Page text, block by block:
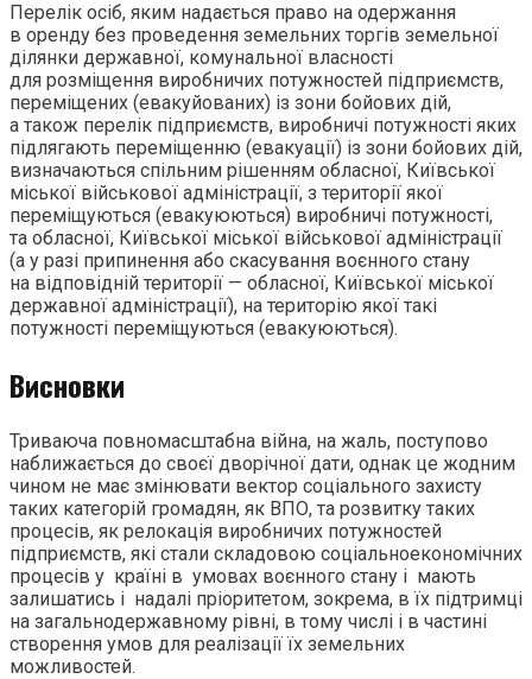
Перелік осіб, яким надається право на одержання
в оренду без проведення земельних торгів земельної
ділянки державної, комунальної власності
для розміщення виробничих потужностей підприємств,
переміщених (евакуйованих) із зони бойових дій,
а також перелік підприємств, виробничі потужності яких
підлягають переміщенню (евакуації) із зони бойових дій,
визначаються спільним рішенням обласної, Київської
міської військової адміністрації, з території якої
переміщуються (евакуюються) виробничі потужності,
та обласної, Київської міської військової адміністрації
(а у разі припинення або скасування воєнного стану
на відповідній території — обласної, Київської міської
державної адміністрації), на територію якої такі
потужності переміщуються (евакуюються).
Висновки
Триваюча повномасштабна війна, на жаль, поступово
наближається до своєї дворічної дати, однак це жодним
чином не має змінювати вектор соціального захисту
таких категорій громадян, як ВПО, та розвитку таких
процесів, як релокація виробничих потужностей
підприємств, які стали складовою соціальноекономічних
процесів у країні в умовах воєнного стану і мають
залишатись і надалі пріоритетом, зокрема, в їх підтримці
на загальнодержавному рівні, в тому числі і в частині
створення умов для реалізації їх земельних
можливостей.